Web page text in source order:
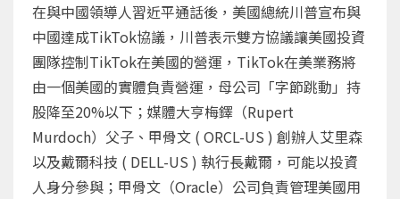
在與中國領導人習近平通話後，美國總統川普宣布與
中國達成TikTok協議，川普表示雙方協議讓美國投資
團隊控制TikTok在美國的營運，TikTok在美業務將
由一個美國的實體負責營運，母公司「字節跳動」持
股降至20%以下；媒體大亨梅鐸（Rupert
Murdoch）父子、甲骨文 ( ORCL-US ) 創辦人艾里森
以及戴爾科技 ( DELL-US ) 執行長戴爾，可能以投資
人身分參與；甲骨文（Oracle）公司負責管理美國用